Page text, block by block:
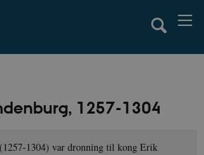
1257-1304
1304) var dronning til kong Erik